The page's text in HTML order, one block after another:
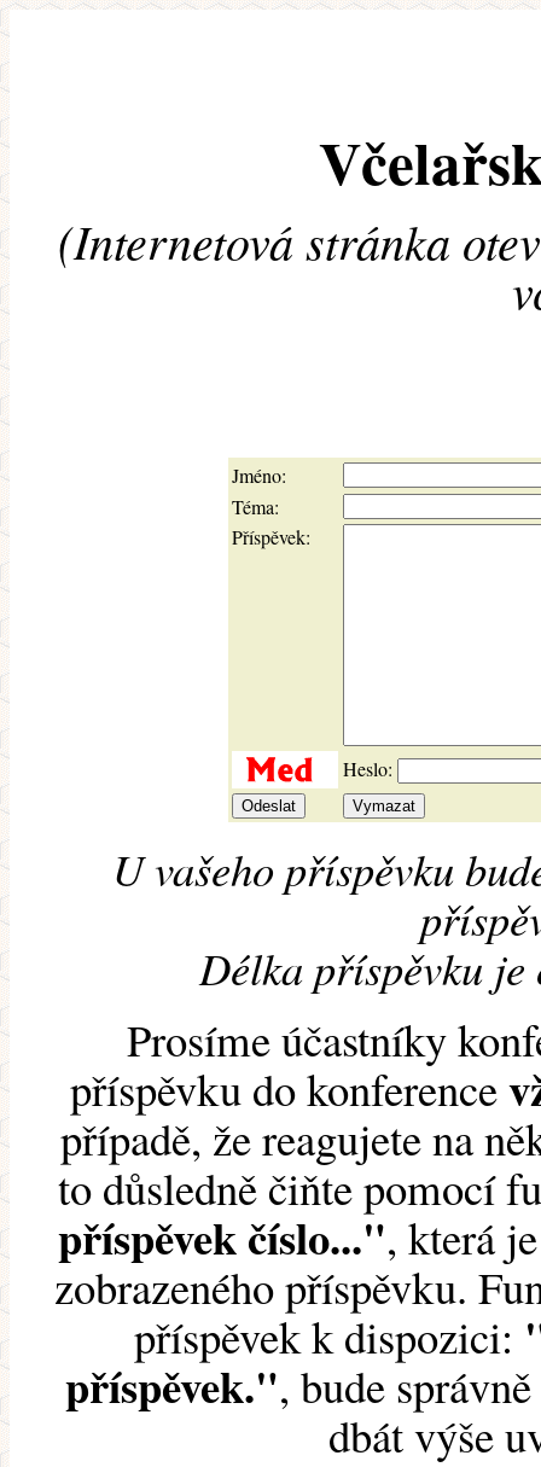
(Internetová stránka
Jméno:
Téma:
Příspěvek:
Heslo:
U vašeho příspěvku
Délka příspěvku je
Prosíme účastníky
příspěvku do konference
případě, že reagujete na
to důsledně čiňte pomocí
příspěvek číslo...", která
zobrazeného příspěvku.
příspěvek k dispozici:
příspěvek.", bude
dbát výše